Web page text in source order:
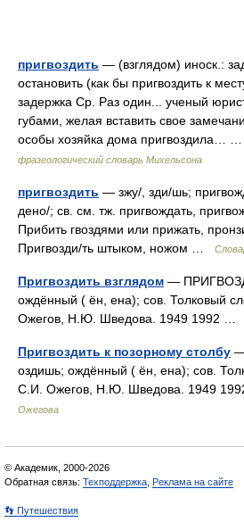
пригвоздить — (взглядом) иноск.:
остановить (как бы пригвоздить к
задержка Ср. Раз один... ученый
губами, желая вставить свое
особы хозяйка дома пригвоздила…
фразеологический словарь Михельсона
пригвоздить — зжу/, зди/шь;
дено/; св. см. тж. пригвождать,
Прибить гвоздями или прижать,
Пригвозди/ть штыком, ножом …
Пригвоздить взглядом —
ождённый ( ён, ена); сов. Толковый
Ожегов, Н.Ю. Шведова. 1949 1992 …
Пригвоздить к позорному столбу
оздишь; ождённый ( ён, ена); сов.
С.И. Ожегов, Н.Ю. Шведова. 1949
Ожегова
© Академик, 2000-2026
Обратная связь: Техподдержка Реклама на сайте
👣 Путешествия